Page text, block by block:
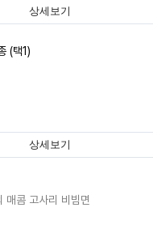
상세보기
(택1)
상세보기
매콤 고사리 비빔면